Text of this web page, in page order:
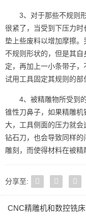
3、对于那些不规则
很紧了，当受到下压力
垫上些废料以增加摩擦
不规则形状的，但是其
定，再加上一小条带子
试用工具固定其规则的部
4、被精雕物所受到
锥性刀鼻子，如果精雕
大，工具侧面的压力就
钻石刀，也会导致同样
雕刻，而使得材料在被精
分享至:
CNC精雕机和数控铣